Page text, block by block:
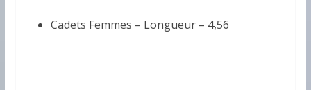
Cadets Femmes – Longueur – 4,56